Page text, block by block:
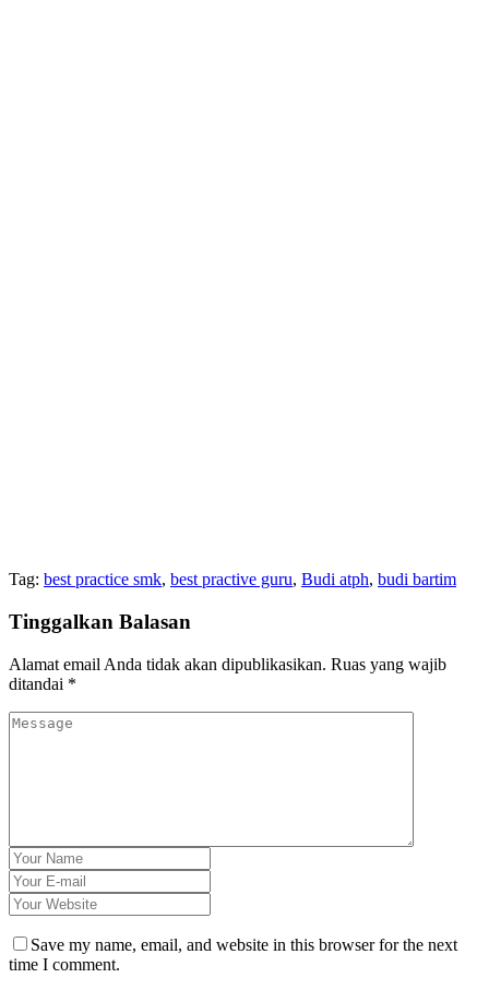
Tag: best practice smk, best practive guru, Budi atph, budi bartim
Tinggalkan Balasan
Alamat email Anda tidak akan dipublikasikan. Ruas yang wajib
ditandai *
Save my name, email, and website in this browser for the next
time I comment.